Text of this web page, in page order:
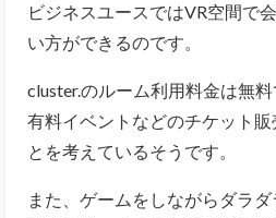
ビジネスユースではVR空間で
い方ができるのです。
cluster.のルーム利用料金は無
有料イベントなどのチケット
とを考えているそうです。
また、ゲームをしながらダラ